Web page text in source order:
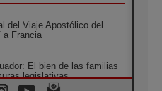
del Viaje Apostólico del
a Francia
El bien de las familias
legislativas